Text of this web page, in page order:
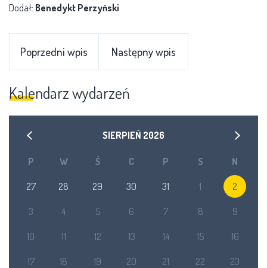
Dodał: Benedykt Perzyński
Poprzedni wpis Następny wpis
Kalendarz wydarzeń
SIERPIEŃ 2026
P W Ś C P S N
27 28 29 30 31 1 2
3 4 5 6 7 8 9
10 11 12 13 14 15 16
17 18 19 20 21 22 23